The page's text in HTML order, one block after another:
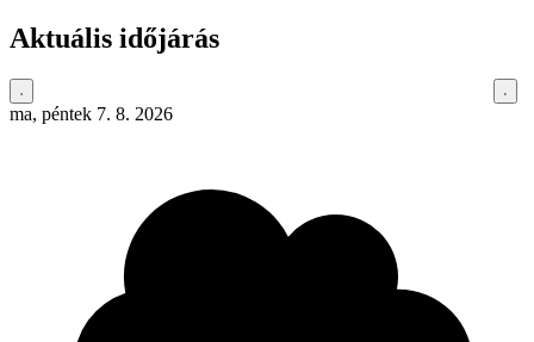
Aktuális időjárás
ma, péntek 7. 8. 2026